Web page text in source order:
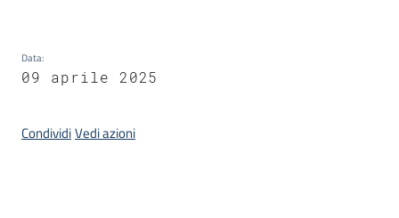
Giuseppe
Data:
09 aprile 2025
CondividiVedi azioni